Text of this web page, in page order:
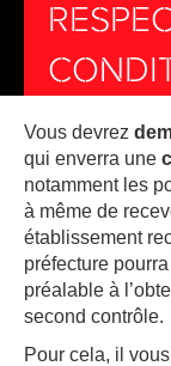
Vous devrez
qui enverra une
notamment les
à même de
établissement
préfecture
préalable à
second contrôle.
Pour cela, il